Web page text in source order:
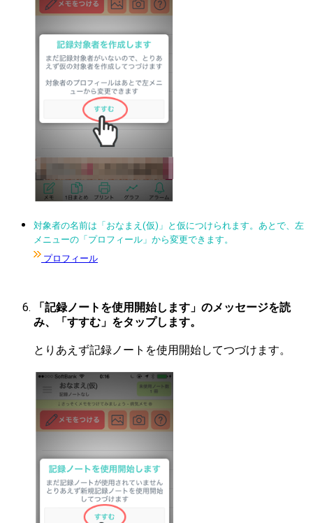
対象者の名前は「おなまえ(仮)」と仮につけられます。あとで、左
メニューの「プロフィール」から変更できます。
プロフィール
「記録ノートを使用開始します」のメッセージを読
み、「すすむ」をタップします。
とりあえず記録ノートを使用開始してつづけます。